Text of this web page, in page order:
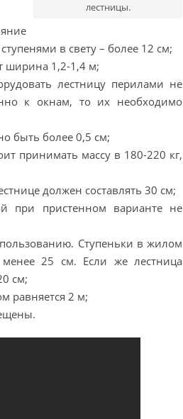
лестницы.
в свету – более 12 см;
ширина 1,2-1,4 м;
лестницу перилами не
к окнам, то их необходимо
быть более 0,5 см;
принимать массу в 180-220 кг,
должен составлять 30 см;
при пристенном варианте не
Ступеньки в жилом
25 см. Если же лестница
см;
равняется 2 м;